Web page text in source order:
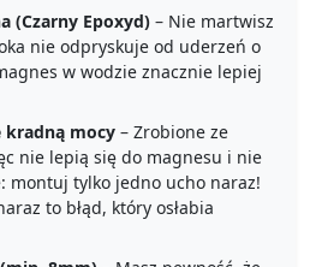
(Czarny Epoxyd) – Nie martwisz
nie odpryskuje od uderzeń o
w wodzie znacznie lepiej
kradną mocy – Zrobione ze
nie lepią się do magnesu i nie
montuj tylko jedno ucho naraz!
to błąd, który osłabia